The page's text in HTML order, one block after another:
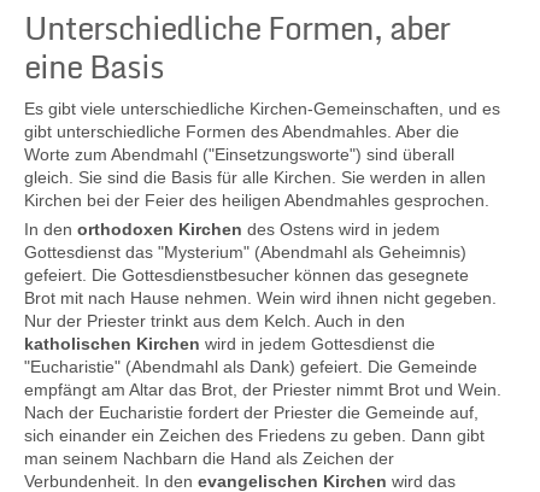
Unterschiedliche Formen, aber
eine Basis
Es gibt viele unterschiedliche Kirchen-Gemeinschaften, und es
gibt unterschiedliche Formen des Abendmahles. Aber die
Worte zum Abendmahl ("Einsetzungsworte") sind überall
gleich. Sie sind die Basis für alle Kirchen. Sie werden in allen
Kirchen bei der Feier des heiligen Abendmahles gesprochen.
In den orthodoxen Kirchen des Ostens wird in jedem
Gottesdienst das "Mysterium" (Abendmahl als Geheimnis)
gefeiert. Die Gottesdienstbesucher können das gesegnete
Brot mit nach Hause nehmen. Wein wird ihnen nicht gegeben.
Nur der Priester trinkt aus dem Kelch. Auch in den
katholischen Kirchen wird in jedem Gottesdienst die
"Eucharistie" (Abendmahl als Dank) gefeiert. Die Gemeinde
empfängt am Altar das Brot, der Priester nimmt Brot und Wein.
Nach der Eucharistie fordert der Priester die Gemeinde auf,
sich einander ein Zeichen des Friedens zu geben. Dann gibt
man seinem Nachbarn die Hand als Zeichen der
Verbundenheit. In den evangelischen Kirchen wird das